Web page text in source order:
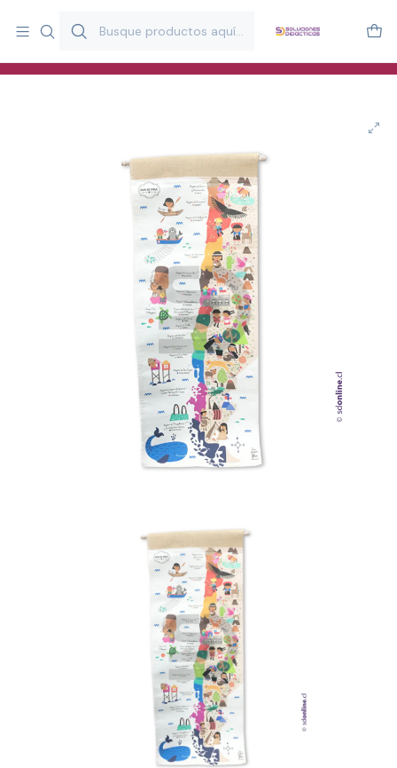
y estimulación infantil en Chile.
Especialistas en recursos educativos para aulas, terapeutas y